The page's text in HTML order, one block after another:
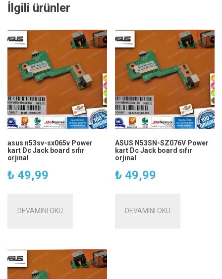
İlgili ürünler
asus n53sv-sx065v Power
kart Dc Jack board sıfır
orjınal
₺ 49,99
DEVAMINI OKU
ASUS N53SN-SZ076V Power
kart Dc Jack board sıfır
orjınal
₺ 49,99
DEVAMINI OKU